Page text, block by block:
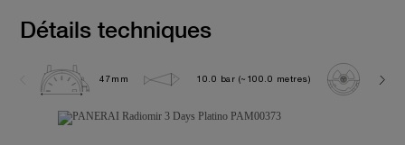
Détails techniques
47mm 10.0 bar (~100.0 metres)